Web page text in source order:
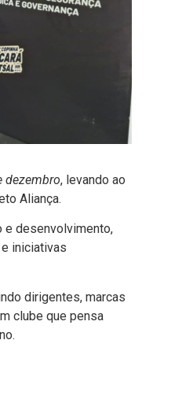
dezembro, levando ao
Aliança.
e desenvolvimento,
iniciativas
dirigentes, marcas
clube que pensa